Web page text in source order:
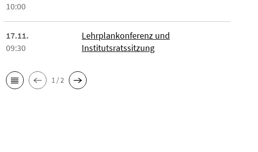
10:00
17.11.
09:30
Lehrplankonferenz und
Institutsratssitzung
1 / 2